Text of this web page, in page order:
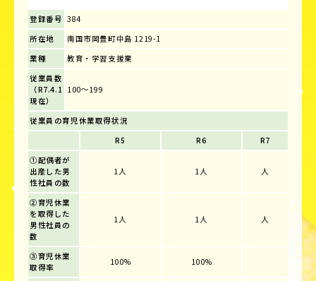
登録番号 384
所在地
南国市岡豊町中島 1219-1
業種
教育・学習支援業
従業員数
（R7.4.1
現在）
100～199
従業員の育児休業取得状況
R5
R6
R7
①配偶者が
出産した男
性社員の数
1人 1人 人
②育児休業
を取得した
男性社員の
数
1人 1人 人
③育児休業
取得率
100% 100%